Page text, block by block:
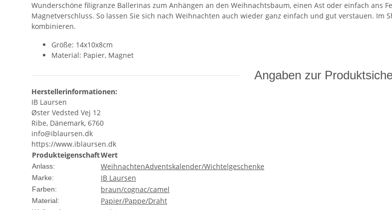
Wunderschöne filigranze Ballerinas zum Anhängen an den Weihnachtsbaum, einen Ast oder einfach ans
Magnetverschluss. So lassen Sie sich nach Weihnachten auch wieder ganz einfach und gut verstauen.
kombinieren.
Größe: 14x10x8cm
Material: Papier, Magnet
Angaben zur
Herstellerinformationen:
IB Laursen
Øster Vedsted Vej 12
Ribe, Dänemark, 6760
info@iblaursen.dk
https://www.iblaursen.dk
ProdukteigenschaftWert
Anlass: WeihnachtenAdventskalender/Wichtelgeschenke
Marke: IB Laursen
Farben: braun/cognac/camel
Material: Papier/Pappe/Draht